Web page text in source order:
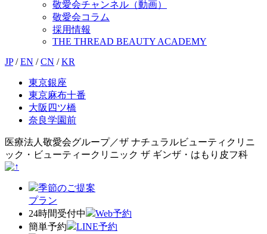
敬愛会チャンネル（動画）
敬愛会コラム
採用情報
THE THREAD BEAUTY ACADEMY
JP / EN / CN / KR
東京銀座
東京麻布十番
大阪四ツ橋
奈良学園前
医療法人敬愛会グループ／ザ ナチュラルビューティクリニ
ック・ビューティークリニック ザ ギンザ・はもり皮フ科
季節のご提案
プラン
24時間受付中
Web予約
簡単予約
LINE予約